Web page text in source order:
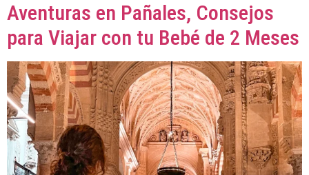
Aventuras en Pañales, Consejos
para Viajar con tu Bebé de 2 Meses